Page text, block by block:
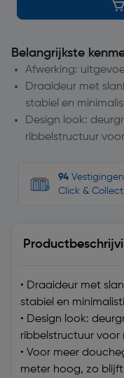
Belangrijkste
Afwerking:
Draaideur met
stabiel en
Design look:
ribbelstructuur
94 Vestigingen
Click & Collect
• Draaideur met
stabiel en
• Design look:
ribbelstructuur voor
• Voor meer
meter hoog, zo